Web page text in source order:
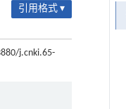
引用格式 ▾
j.cnki.65-